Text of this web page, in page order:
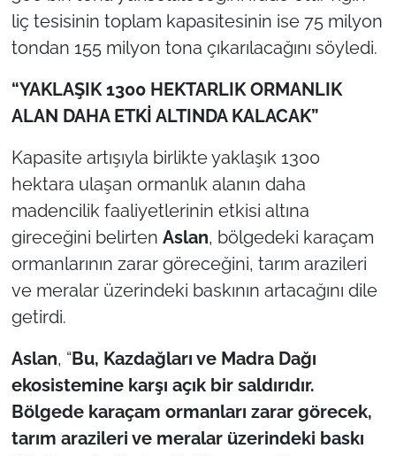
liç tesisinin toplam kapasitesinin ise 75 milyon
tondan 155 milyon tona çıkarılacağını söyledi.
“YAKLAŞIK 1300 HEKTARLIK ORMANLIK
ALAN DAHA ETKİ ALTINDA KALACAK”
Kapasite artışıyla birlikte yaklaşık 1300
hektara ulaşan ormanlık alanın daha
madencilik faaliyetlerinin etkisi altına
gireceğini belirten Aslan, bölgedeki karaçam
ormanlarının zarar göreceğini, tarım arazileri
ve meralar üzerindeki baskının artacağını dile
getirdi.
Aslan, “Bu, Kazdağları ve Madra Dağı
ekosistemine karşı açık bir saldırıdır.
Bölgede karaçam ormanları zarar görecek,
tarım arazileri ve meralar üzerindeki baskı